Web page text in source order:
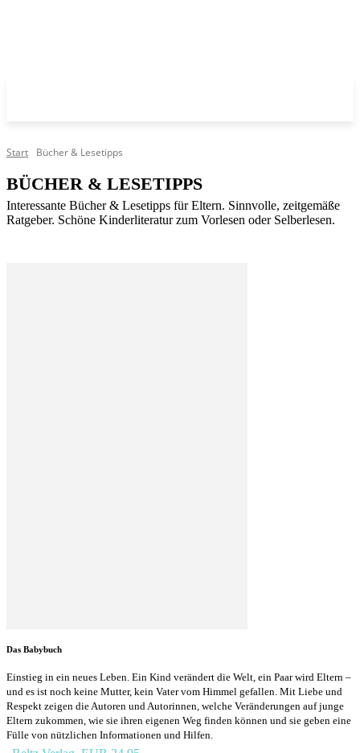
Start Bücher & Lesetipps
BÜCHER & LESETIPPS
Interessante Bücher & Lesetipps für Eltern. Sinnvolle, zeitgemäße
Ratgeber. Schöne Kinderliteratur zum Vorlesen oder Selberlesen.
Das Babybuch
Einstieg in ein neues Leben. Ein Kind verändert die Welt, ein Paar wird Eltern –
und es ist noch keine Mutter, kein Vater vom Himmel gefallen. Mit Liebe und
Respekt zeigen die Autoren und Autorinnen, welche Veränderungen auf junge
Eltern zukommen, wie sie ihren eigenen Weg finden können und sie geben eine
Fülle von nützlichen Informationen und Hilfen.